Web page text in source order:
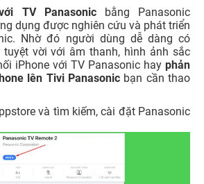
TV Panasonic bằng Panasonic
dụng được nghiên cứu và phát triển
Nhờ đó người dùng dễ dàng có
vời với âm thanh, hình ảnh sắc
iPhone với TV Panasonic hay phản
lên Tivi Panasonic bạn cần thao
và tìm kiếm, cài đặt Panasonic